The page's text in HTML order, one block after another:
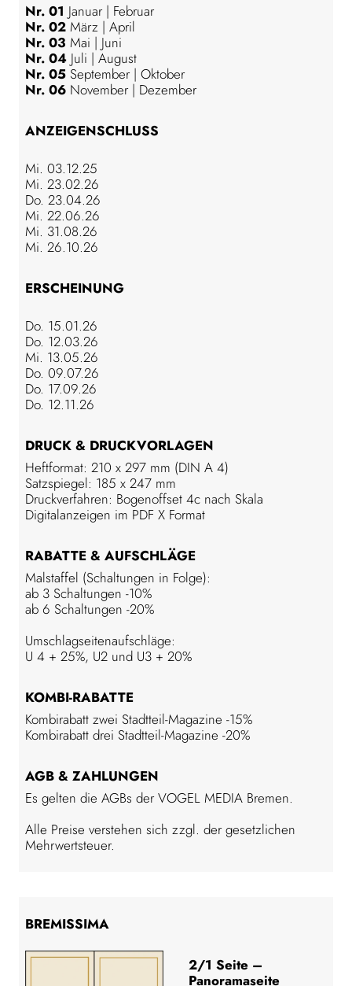
Nr. 01 Januar | Februar
Nr. 02 März | April
Nr. 03 Mai | Juni
Nr. 04 Juli | August
Nr. 05 September | Oktober
Nr. 06 November | Dezember
ANZEIGENSCHLUSS
Mi. 03.12.25
Mi. 23.02.26
Do. 23.04.26
Mi. 22.06.26
Mi. 31.08.26
Mi. 26.10.26
ERSCHEINUNG
Do. 15.01.26
Do. 12.03.26
Mi. 13.05.26
Do. 09.07.26
Do. 17.09.26
Do. 12.11.26
DRUCK & DRUCKVORLAGEN
Heftformat: 210 x 297 mm (DIN A 4)
Satzspiegel: 185 x 247 mm
Druckverfahren: Bogenoffset 4c nach Skala
Digitalanzeigen im PDF X Format
RABATTE & AUFSCHLÄGE
Malstaffel (Schaltungen in Folge):
ab 3 Schaltungen -10%
ab 6 Schaltungen -20%
Umschlagseitenaufschläge:
U 4 + 25%, U2 und U3 + 20%
KOMBI-RABATTE
Kombirabatt zwei Stadtteil-Magazine -15%
Kombirabatt drei Stadtteil-Magazine -20%
AGB & ZAHLUNGEN
Es gelten die AGBs der VOGEL MEDIA Bremen.
Alle Preise verstehen sich zzgl. der gesetzlichen
Mehrwertsteuer.
BREMISSIMA
2/1 Seite –
Panoramaseite